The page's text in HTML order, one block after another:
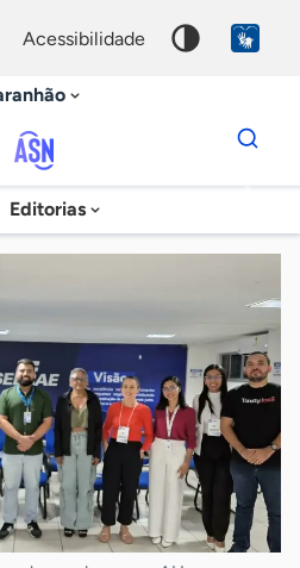
acessibilidade
Agência
Sebrae
Notícias
Editorias
Dados
para
chave